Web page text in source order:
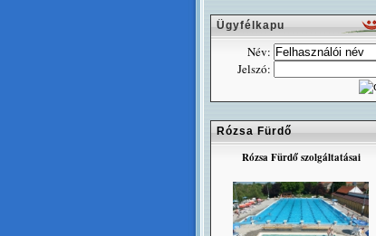
Ügyfélkapu
Név:
Jelszó:
Rózsa Fürdő
Rózsa Fürdő szolgáltatásai